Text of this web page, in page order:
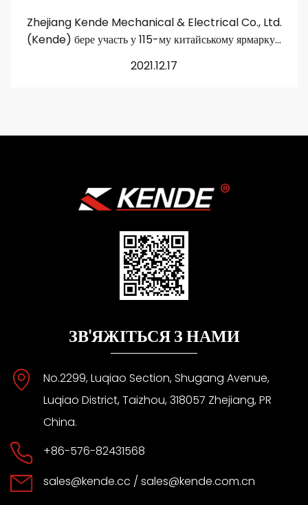
Zhejiang Kende Mechanical & Electrical Co., Ltd.
(Kende) бере участь у 115-му китайському ярмарку...
2021.12.17
ЗВ'ЯЖІТЬСЯ З НАМИ
No.2299, Luqiao Section, Shugang Avenue,
Luqiao District, Taizhou, 318057 Zhejiang, PR
China.
+86-576-82431568
sales@kende.cc / sales@kende.com.cn